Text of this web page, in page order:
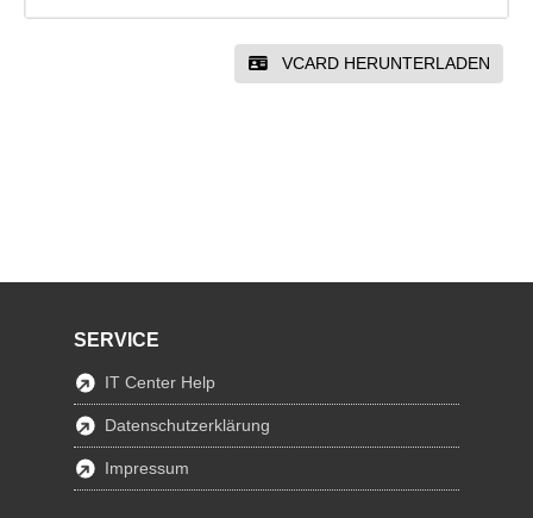
VCARD HERUNTERLADEN
SERVICE
IT Center Help
Datenschutzerklärung
Impressum